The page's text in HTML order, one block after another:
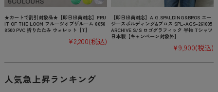
★カートで割引対象品★【即日出荷対応】FRU
IT OF THE LOOM フルーツオブザルーム 8058
8500 PVC 折りたたみ ウォレット【T】
¥2,200(税込)
【即日出荷対応】A.G.SPALDING&BROS エー
ジースポルディング&ブロス SPL-AGS-261005
ARCHIVE S/S ロゴグラフィック 半袖 Tシャツ
日本製【キャンペーン対象外】
¥9,900(税込)
人気急上昇ランキング